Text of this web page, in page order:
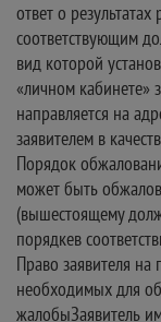
ответ о
соответствующим
вид которой
«личном кабинете»
направляется на
заявителем в
Порядок
может быть
(вышестоящему
порядкев
Право заявителя
необходимых для
жалобыЗаявитель